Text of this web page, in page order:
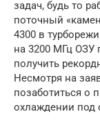
задач, будь то
поточный
4300 в
на 3200 МГц ОЗУ
получить
Несмотря на
позаботиться о
охлаждении под